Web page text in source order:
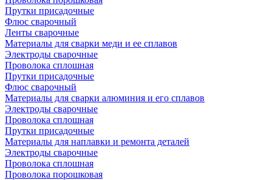
Прутки присадочные
Флюс сварочный
Ленты сварочные
Материалы для сварки меди и ее сплавов
Электроды сварочные
Проволока сплошная
Прутки присадочные
Флюс сварочный
Материалы для сварки алюминия и его сплавов
Электроды сварочные
Проволока сплошная
Прутки присадочные
Материалы для наплавки и ремонта деталей
Электроды сварочные
Проволока сплошная
Проволока порошковая